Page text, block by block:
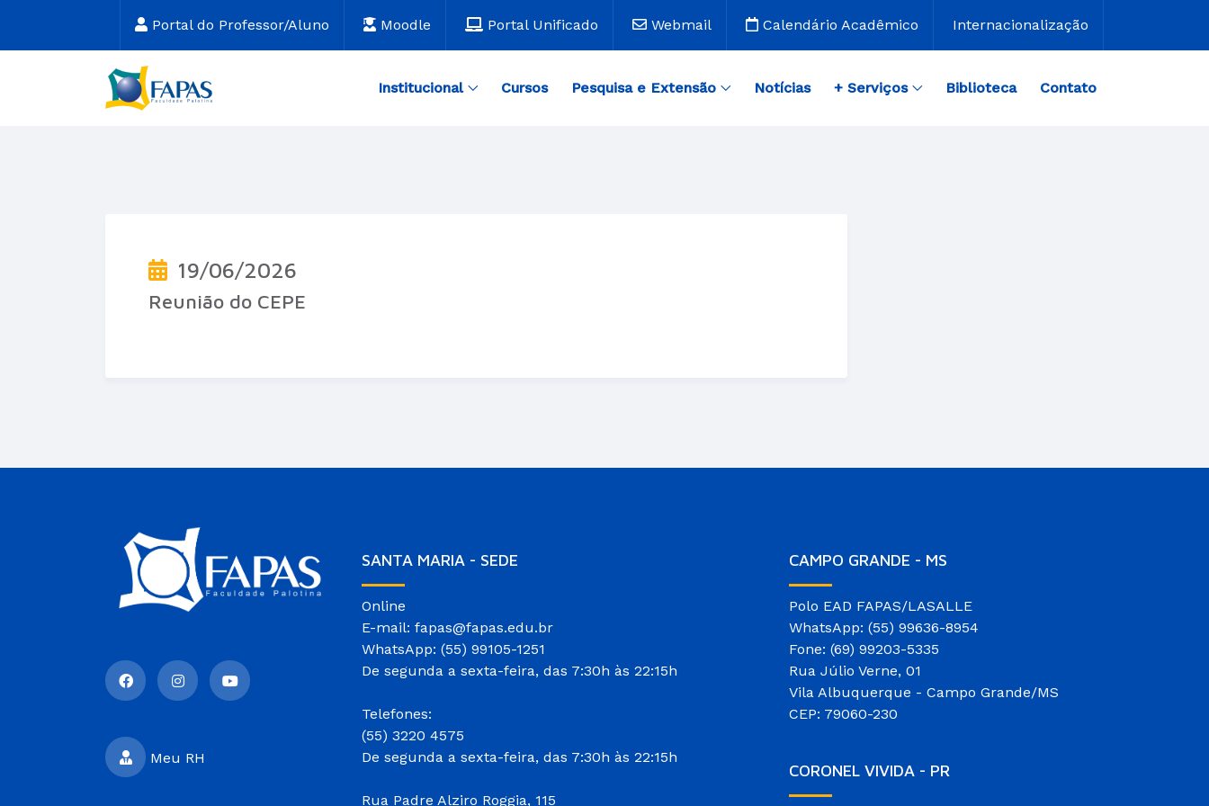
Portal do Professor/Aluno Moodle Portal Unificado Webmail Calendário Acadêmico Internacionalização
Institucional Cursos Pesquisa e Extensão Notícias + Serviços Biblioteca Contato
19/06/2026
Reunião do CEPE
Meu RH
SANTA MARIA - SEDE
Online
E-mail: fapas@fapas.edu.br
WhatsApp: (55) 99105-1251
De segunda a sexta-feira, das 7:30h às 22:15h
Telefones:
(55) 3220 4575
De segunda a sexta-feira, das 7:30h às 22:15h
Rua Padre Alziro Roggia, 115
CAMPO GRANDE - MS
Polo EAD FAPAS/LASALLE
WhatsApp: (55) 99636-8954
Fone: (69) 99203-5335
Rua Júlio Verne, 01
Vila Albuquerque - Campo Grande/MS
CEP: 79060-230
CORONEL VIVIDA - PR